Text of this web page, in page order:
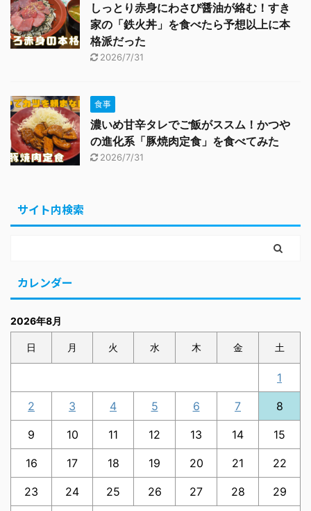
しっとり赤身にわさび醤油が絡む！すき
家の「鉄火丼」を食べたら予想以上に本
格派だった
2026/7/31
食事
濃いめ甘辛タレでご飯がススム！かつや
の進化系「豚焼肉定食」を食べてみた
2026/7/31
サイト内検索
カレンダー
2026年8月
日 月 火 水 木 金 土
1
2 3 4 5 6 7 8
9 10 11 12 13 14 15
16 17 18 19 20 21 22
23 24 25 26 27 28 29